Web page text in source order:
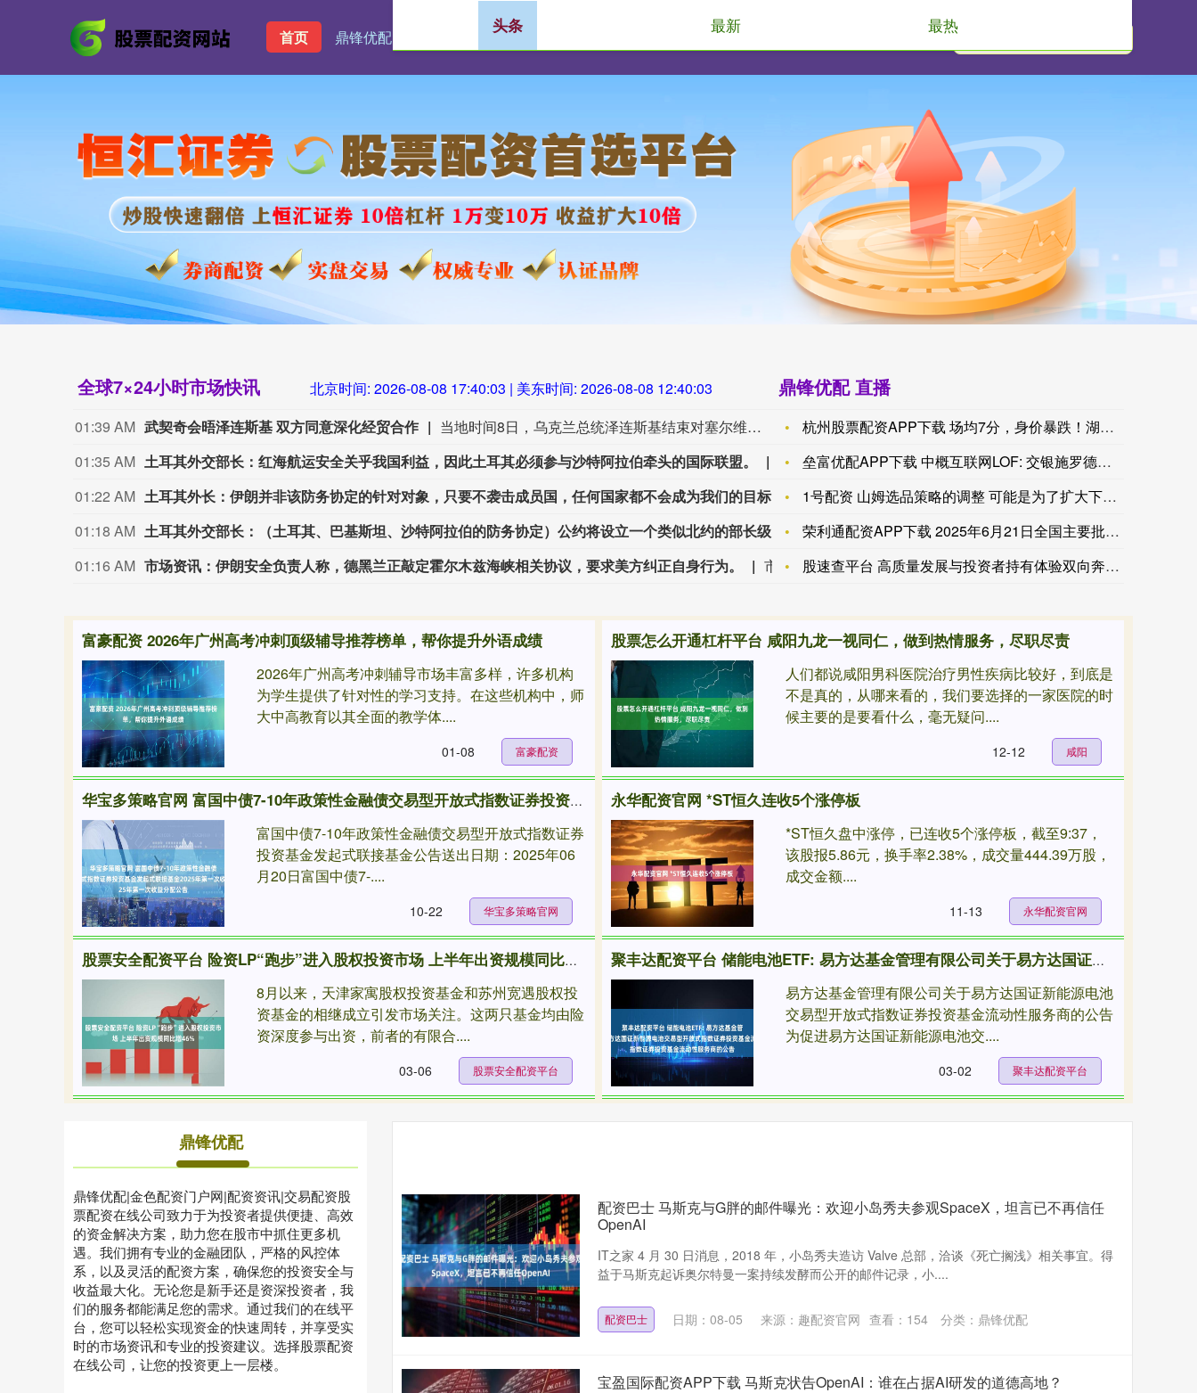
首页 鼎锋优配 金色配资门户网
全球7×24小时市场快讯 北京时间: 2026-08-08 17:40:04 | 美东时间: 2026-08-08 12:40:04
01:39 AM 武契奇会晤泽连斯基 双方同意深化经贸合作
当地时间8日，乌克兰总统泽连斯基结束对塞尔维亚为期两天的正式访问。这是乌克兰国家元首时隔8年再次访问塞尔维亚。期间，两国元首举行会晤，双方同意深化经贸合作，并扩大基础设施和人道主义援助领域合作。（新华社）
01:35 AM 土耳其外交部长：红海航运安全关乎我国利益，因此土耳其必须参与沙特阿拉伯牵头的国际联盟。
土耳其外交部长：红海航运安全关乎我国利益，因此土耳其必须
01:22 AM
土耳其外长：伊朗并非该防务协定的针对对象，只要不袭击成
01:18 AM
土耳其外交部长：（土耳其、巴基斯坦、沙特阿拉伯的防务
01:16 AM 市场资讯：伊朗安全负责人称，德黑兰正敲定霍尔木兹海峡相关协议，要求美方纠正自身行为。 市场资讯：伊朗安全负责人称，德黑兰正敲定霍尔木兹海峡相关协议，要求美方纠正自身行为。
鼎锋优配 直播
杭州股票配资APP下载 场均7分，身价暴跌！湖人全靠你交易，
垒富优配APP下载 中概互联网LOF: 交银施罗德基金管理有
1号配资 山姆选品策略的调整 可能是为了扩大下沉市场
荣利通配资APP下载 2025年6月21日全国主要批发市场马
股速查平台 高质量发展与投资者持有体验双向奔赴 东方基金深化
富豪配资 2026年广州高考冲刺顶级辅导推荐榜单，帮你提升外语成绩
2026年广州高考冲刺辅导市场丰富多样，许多机构
为学生提供了针对性的学习支持。在这些机构中，师
大中高教育以其全面的教学体....
富豪配资
01-08
股票怎么开通杠杆平台 咸阳九龙一视同仁，做到热情服务，尽职尽责
人们都说咸阳男科医院治疗男性疾病比较好，到底是
不是真的，从哪来看的，我们要选择的一家医院的时
候主要的是要看什么，毫无疑问....
咸阳
12-12
华宝多策略官网 富国中债7-10年政策性金融债交易型开放式指数证券投资基金发起式联接基金2025年第一次收益分配公告
富国中债7-10年政策性金融债交易型开放式指数证券
投资基金发起式联接基金公告送出日期：2025年06
月20日富国中债7-....
华宝多策略官网
10-22
永华配资官网 *ST恒久连收5个涨停板
*ST恒久盘中涨停，已连收5个涨停板，截至9:37，
该股报5.86元，换手率2.38%，成交量444.39万股，
成交金额....
永华配资官网
11-13
股票安全配资平台 险资LP“跑步”进入股权投资市场 上半年出资规模同比增46%
8月以来，天津家寓股权投资基金和苏州宽遇股权投
资基金的相继成立引发市场关注。这两只基金均由险
资深度参与出资，前者的有限合....
股票安全配资平台
03-06
聚丰达配资平台 储能电池ETF: 易方达基金管理有限公司关于易方达国证新能源电池交易型开放式指数证券投资基金流动性服务商的公告
易方达基金管理有限公司关于易方达国证新能源电池
交易型开放式指数证券投资基金流动性服务商的公告
为促进易方达国证新能源电池交....
聚丰达配资平台
03-02
头条 最新 最热
配资巴士 马斯克与G胖的邮件曝光：欢迎小岛秀夫参观SpaceX，坦言已不再信任
OpenAI
IT之家 4 月 30 日消息，2018 年，小岛秀夫造访 Valve 总部，洽谈《死亡搁浅》相关事宜。得
益于马斯克起诉奥尔特曼一案持续发酵而公开的邮件记录，小....
配资巴士 日期：08-05 来源：趣配资官网 查看： 154 分类： 鼎锋优配
宝盈国际配资APP下载 马斯克状告OpenAI：谁在占据AI研发的道德高地？
鼎锋优配
鼎锋优配|金色配资门户网|配资资讯|交易配资股
票配资在线公司致力于为投资者提供便捷、高效
的资金解决方案，助力您在股市中抓住更多机
遇。我们拥有专业的金融团队，严格的风控体
系，以及灵活的配资方案，确保您的投资安全与
收益最大化。无论您是新手还是资深投资者，我
们的服务都能满足您的需求。通过我们的在线平
台，您可以轻松实现资金的快速周转，并享受实
时的市场资讯和专业的投资建议。选择股票配资
在线公司，让您的投资更上一层楼。